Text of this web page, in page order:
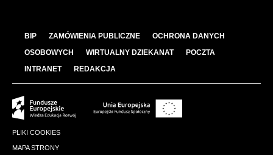
BIP ZAMÓWIENIA PUBLICZNE
OCHRONA DANYCH
OSOBOWYCH
WIRTUALNY DZIEKANAT
POCZTA
INTRANET
REDAKCJA
PLIKI COOKIES
MAPA STRONY